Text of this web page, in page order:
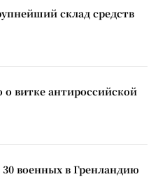
склад средств
о витке антироссийской
военных в Гренландию